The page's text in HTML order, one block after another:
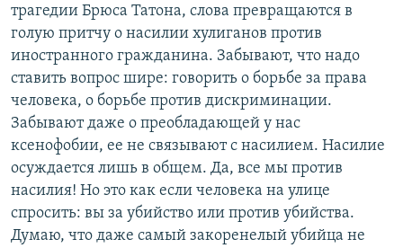
трагедии Брюса Татона, слова превращаются в
голую притчу о насилии хулиганов против
иностранного гражданина. Забывают, что надо
ставить вопрос шире: говорить о борьбе за права
человека, о борьбе против дискриминации.
Забывают даже о преобладающей у нас
ксенофобии, ее не связывают с насилием. Насилие
осуждается лишь в общем. Да, все мы против
насилия! Но это как если человека на улице
спросить: вы за убийство или против убийства.
Думаю, что даже самый закоренелый убийца не